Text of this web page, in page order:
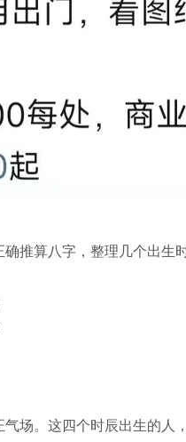
推算八字，整理几个出生
场。这四个时辰出生的人